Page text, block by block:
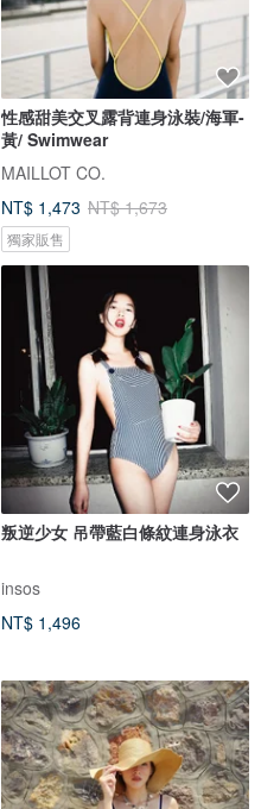
性感甜美交叉露背連身泳裝/海軍-
黃/ Swimwear
MAILLOT CO.
NT$ 1,473 NT$ 1,673
獨家販售
叛逆少女 吊帶藍白條紋連身泳衣
insos
NT$ 1,496